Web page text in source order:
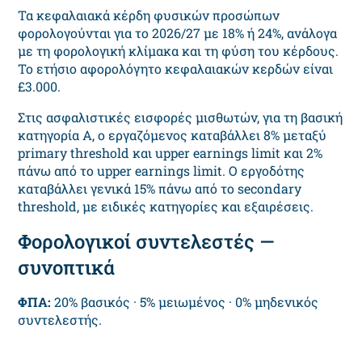
Τα κεφαλαιακά κέρδη φυσικών προσώπων
φορολογούνται για το 2026/27 με 18% ή 24%, ανάλογα
με τη φορολογική κλίμακα και τη φύση του κέρδους.
Το ετήσιο αφορολόγητο κεφαλαιακών κερδών είναι
£3.000.
Στις ασφαλιστικές εισφορές μισθωτών, για τη βασική
κατηγορία Α, ο εργαζόμενος καταβάλλει 8% μεταξύ
primary threshold και upper earnings limit και 2%
πάνω από το upper earnings limit. Ο εργοδότης
καταβάλλει γενικά 15% πάνω από το secondary
threshold, με ειδικές κατηγορίες και εξαιρέσεις.
Φορολογικοί συντελεστές —
συνοπτικά
ΦΠΑ: 20% βασικός · 5% μειωμένος · 0% μηδενικός
συντελεστής.